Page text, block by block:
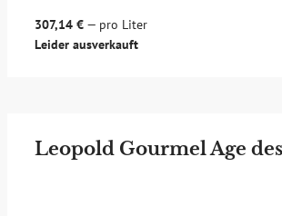
307,14 € — pro Liter
Leider ausverkauft
Leopold Gourmel Age